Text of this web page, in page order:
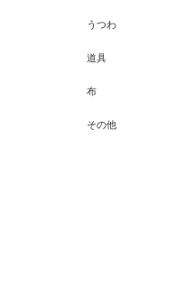
うつわ
道具
布
その他